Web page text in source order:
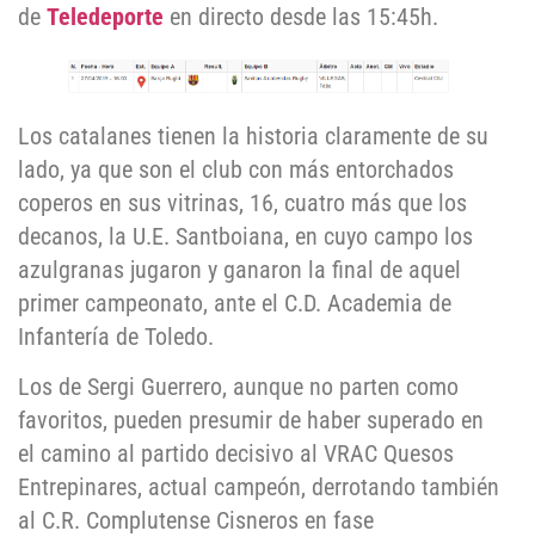
de Teledeporte en directo desde las 15:45h.
Los catalanes tienen la historia claramente de su
lado, ya que son el club con más entorchados
coperos en sus vitrinas, 16, cuatro más que los
decanos, la U.E. Santboiana, en cuyo campo los
azulgranas jugaron y ganaron la final de aquel
primer campeonato, ante el C.D. Academia de
Infantería de Toledo.
Los de Sergi Guerrero, aunque no parten como
favoritos, pueden presumir de haber superado en
el camino al partido decisivo al VRAC Quesos
Entrepinares, actual campeón, derrotando también
al C.R. Complutense Cisneros en fase